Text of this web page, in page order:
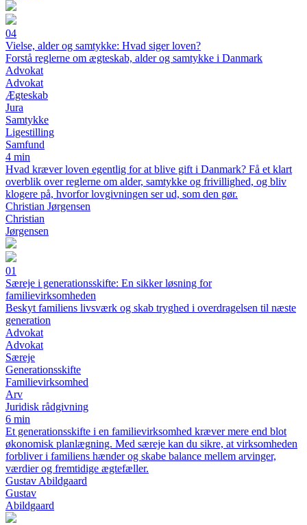
04
Vielse, alder og samtykke: Hvad siger loven?
Forstå reglerne om ægteskab, alder og samtykke i Danmark
Advokat
Advokat
Ægteskab
Jura
Samtykke
Ligestilling
Samfund
4 min
Hvad kræver loven egentlig for at blive gift i Danmark? Få et klart
overblik over reglerne om alder, samtykke og frivillighed, og bliv
klogere på, hvorfor lovgivningen ser ud, som den gør.
Christian Jørgensen
Christian
Jørgensen
01
Særeje i generationsskifte: En sikker løsning for
familievirksomheden
Beskyt familiens livsværk og skab tryghed i overdragelsen til næste
generation
Advokat
Advokat
Særeje
Generationsskifte
Familievirksomhed
Arv
Juridisk rådgivning
6 min
Et generationsskifte i en familievirksomhed kræver mere end blot
økonomisk planlægning. Med særeje kan du sikre, at virksomheden
forbliver i familiens hænder og skabe balance mellem arvinger,
værdier og fremtidige ægtefæller.
Gustav Abildgaard
Gustav
Abildgaard